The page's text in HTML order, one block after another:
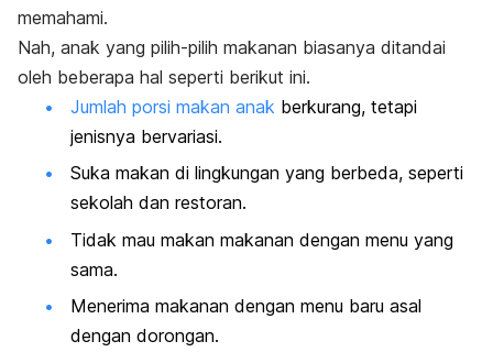
memahami.
Nah, anak yang pilih-pilih makanan biasanya ditandai
oleh beberapa hal seperti berikut ini.
Jumlah porsi makan anak berkurang, tetapi
jenisnya bervariasi.
Suka makan di lingkungan yang berbeda, seperti
sekolah dan restoran.
Tidak mau makan makanan dengan menu yang
sama.
Menerima makanan dengan menu baru asal
dengan dorongan.